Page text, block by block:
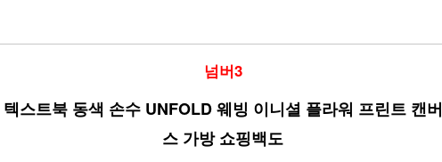
넘버3
텍스트북 동색 손수 UNFOLD 웨빙 이니셜 플라워 프린트 캔버
스 가방 쇼핑백도